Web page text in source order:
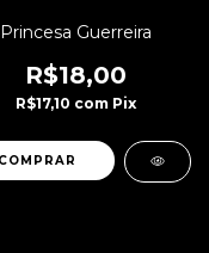
Princesa Guerreira
R$18,00
R$17,10 com Pix